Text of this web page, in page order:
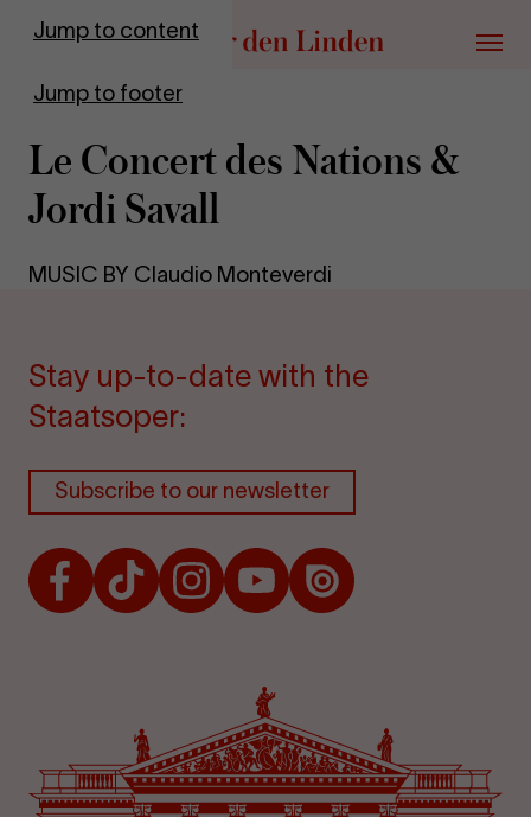
Jump to content
Jump to footer
Go to homepage
Menu
Le Con­cert des Na­tions &
Jordi Savall
MUSIC BY Claudio Monteverdi
Stay up-to-date with the
Staatsoper:
Subscribe to our newsletter
FacebookTikTokInstagramYoutubeIssuu